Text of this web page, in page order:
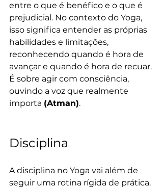
entre o que é benéfico e o que é
prejudicial. No contexto do Yoga,
isso significa entender as próprias
habilidades e limitações,
reconhecendo quando é hora de
avançar e quando é hora de recuar.
É sobre agir com consciência,
ouvindo a voz que realmente
importa (Atman).
Disciplina
A disciplina no Yoga vai além de
seguir uma rotina rígida de prática.